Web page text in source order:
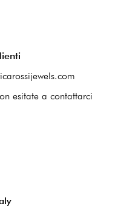
esitate a contattarci